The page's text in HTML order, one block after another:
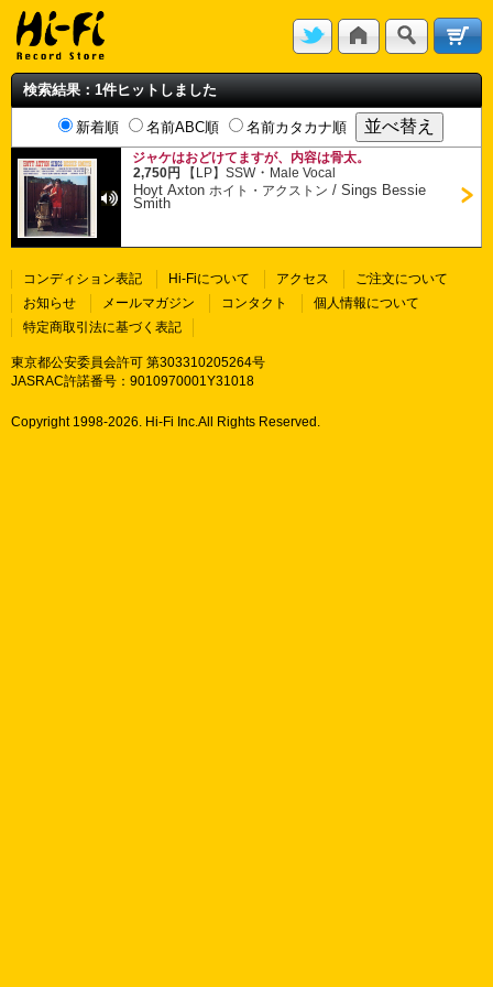
検索結果：1件ヒットしました
新着順 名前ABC順 名前カタカナ順
ジャケはおどけてますが、内容は骨太。
2,750円
【LP】SSW・ Male Vocal
Hoyt Axton ホイト・アクストン /Sings Bessie
Smith
コンディション表記 Hi-Fiについて アクセス
ご注文について
お知らせ
メールマガジン コンタクト
個人情報について
特定商取引法に基づく表記
東京都公安委員会許可 第303310205264号
JASRAC許諾番号：9010970001Y31018
Copyright 1998-2026. Hi-Fi Inc.All Rights Reserved.